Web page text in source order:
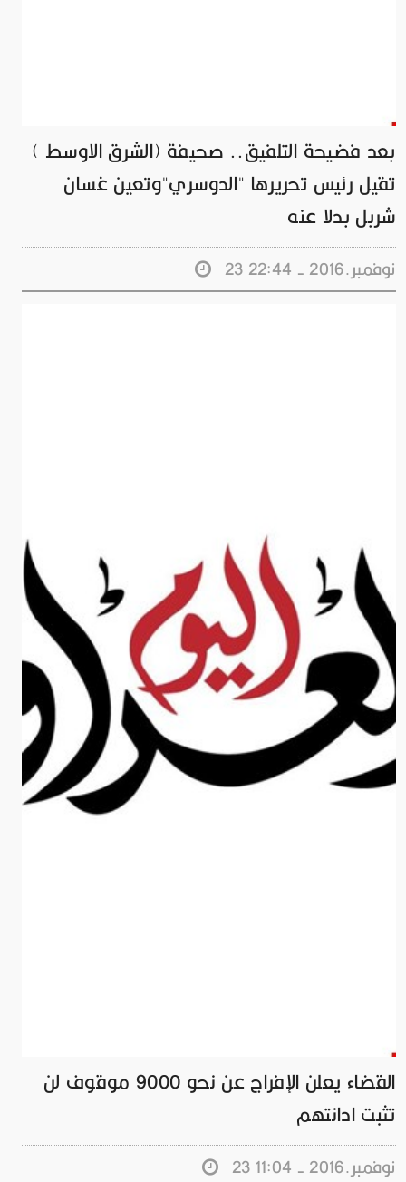
بعد فضيحة التلفيق.. صحيفة (الشرق الاوسط )
تقيل رئيس تحريرها "الدوسري"وتعين غسان
شربل بدلا عنه
23 نوفمبر.2016 - 22:44
القضاء يعلن الإفراج عن نحو 9000 موقوف لن
تثبت ادانتهم
23 نوفمبر.2016 - 11:04